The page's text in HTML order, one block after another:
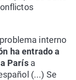
interno
ha entrado a
Parísa
(...) Se